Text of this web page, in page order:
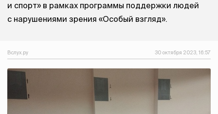
и спорт» в рамках программы поддержки людей
с нарушениями зрения «Особый взгляд».
Вслух.ру 30 октября 2023, 16:57